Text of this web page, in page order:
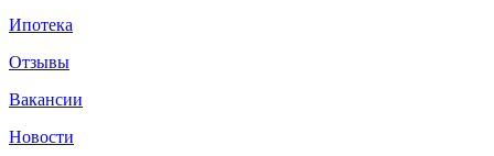
Ипотека
Отзывы
Вакансии
Новости